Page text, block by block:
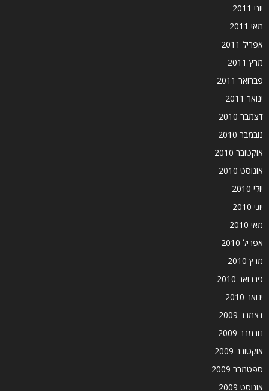
יוני 2011
מאי 2011
אפריל 2011
מרץ 2011
פברואר 2011
ינואר 2011
דצמבר 2010
נובמבר 2010
אוקטובר 2010
אוגוסט 2010
יולי 2010
יוני 2010
מאי 2010
אפריל 2010
מרץ 2010
פברואר 2010
ינואר 2010
דצמבר 2009
נובמבר 2009
אוקטובר 2009
ספטמבר 2009
אוגוסט 2009